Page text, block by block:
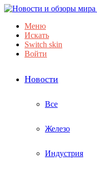
Меню
Искать
Switch skin
Войти
Новости
Все
Железо
Индустрия